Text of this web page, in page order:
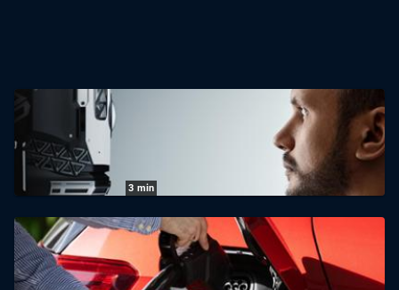
3 min
Wirtschaft vor acht: Kahlschlag im
Management
07.08.2026|Das Erste